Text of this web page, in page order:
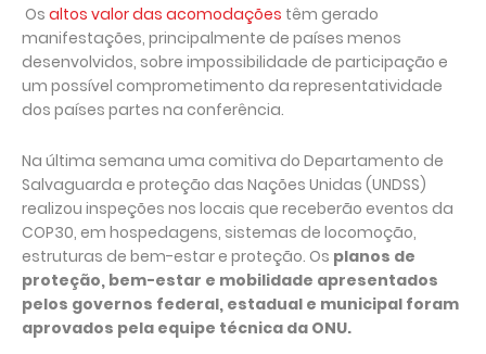
Os altos valor das acomodações têm gerado
manifestações, principalmente de países menos
desenvolvidos, sobre impossibilidade de participação e
um possível comprometimento da representatividade
dos países partes na conferência.
Na última semana uma comitiva do Departamento de
Salvaguarda e proteção das Nações Unidas (UNDSS)
realizou inspeções nos locais que receberão eventos da
COP30, em hospedagens, sistemas de locomoção,
estruturas de bem-estar e proteção. Os planos de
proteção, bem-estar e mobilidade apresentados
pelos governos federal, estadual e municipal foram
aprovados pela equipe técnica da ONU.